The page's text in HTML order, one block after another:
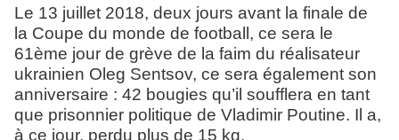
Le 13 juillet 2018, deux jours avant la finale de
la Coupe du monde de football, ce sera le
61ème jour de grève de la faim du réalisateur
ukrainien Oleg Sentsov, ce sera également son
anniversaire : 42 bougies qu’il soufflera en tant
que prisonnier politique de Vladimir Poutine. Il a,
à ce jour, perdu plus de 15 kg.